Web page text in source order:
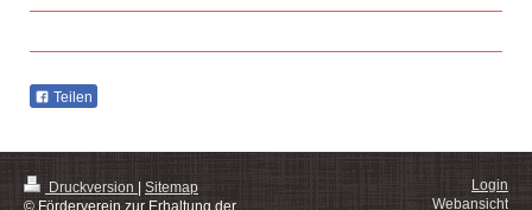
Teilen
Druckversion | Sitemap
© Förderverein zur Erhaltung der
Login
Webansicht